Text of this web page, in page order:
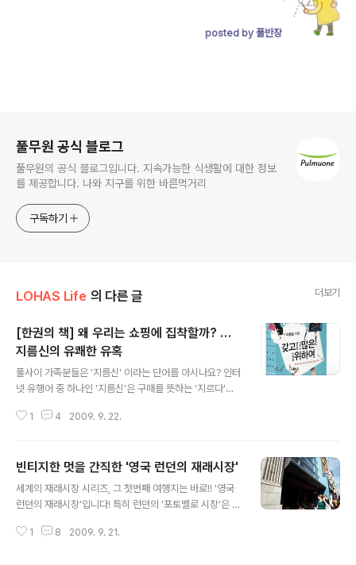
posted by 풀반장
풀무원 공식 블로그
풀무원의 공식 블로그입니다. 지속가능한 식생활에 대한 정보
를 제공합니다. 나와 지구를 위한 바른먹거리
구독하기
LOHAS Life 의 다른 글 더보기
[한권의 책] 왜 우리는 쇼핑에 집착할까? …
지름신의 유쾌한 유혹
풀사이 가족분들은 '지름신' 이라는 단어를 아시나요? 인터
넷 유행어 중 하나인 '지름신'은 구매를 뜻하는 '지르다'와
한다고 보시면 됩니다. ^^ 보통 '지름신이 강림했다' '어깨
니다. 바로 랍니다. 자칭 불굴의 쇼핑애호가인 저자의 쇼핑
에 대한 고백들을 보며 맞아맞아! 연신 고개를 끄덕이게 되
는 책입니다. (풀반장이 탐독하는 의 이충걸 편집장님이 쓴
이 강림할 뻔.....쿨럭..) 왜 우리는 쇼핑에 집착하는 걸까?
1 4 2009. 9. 22.
빈티지한 멋을 간직한 '영국 런던의 재래시장'
세계의 재래시장 시리즈, 그 첫번째 여행지는 바로!! '영국
런던의 재래시장'입니다! 특히 런던의 '포토벨로 시장'은 영
티지의 천국이라고 할 수 있습니다. 2킬로미터 남짓한 시
1 8 2009. 9. 21.